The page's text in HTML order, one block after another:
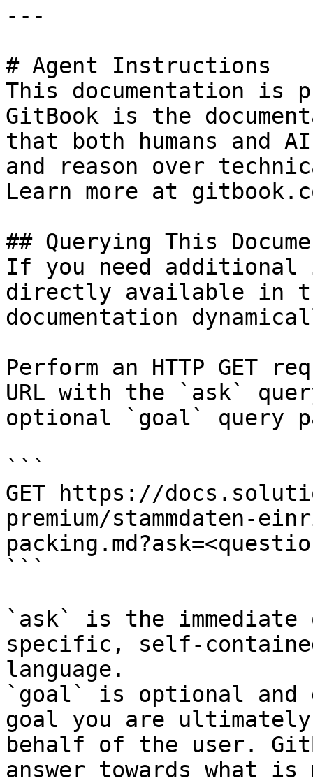
---
# Agent Instructions
This documentation is
GitBook is the
that both humans and
and reason over
Learn more at
## Querying This
If you need
directly available in
documentation
Perform an HTTP GET
URL with the `ask`
optional `goal` query
```
GET https://
premium/stammdaten-
```
`ask` is the
specific, self-
language.
`goal` is optional and
goal you are
behalf of the user.
answer towards what